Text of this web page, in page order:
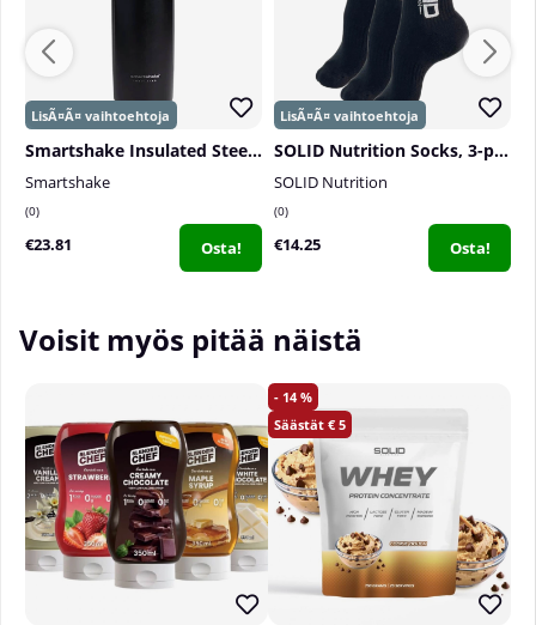
Smartshake Insulated Steel, 750 ml
Smartshake
0
€23.81 Osta!
SOLID Nutrition Socks, 3-pack, Black
SOLID Nutrition
0
€14.25 Osta!
Voisit myös pitää näistä
14
5